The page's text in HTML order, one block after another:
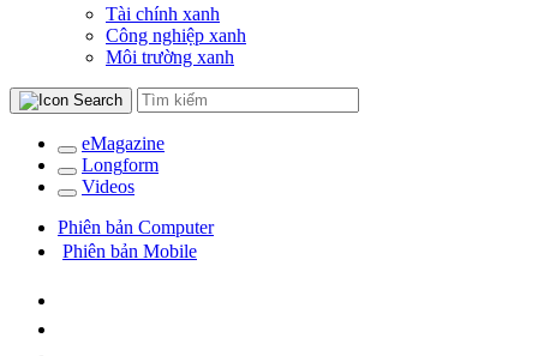
Tài chính xanh
Công nghiệp xanh
Môi trường xanh
eMagazine
Longform
Videos
Phiên bản Computer
Phiên bản Mobile